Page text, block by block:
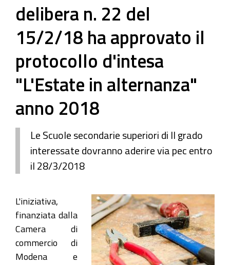
delibera n. 22 del
15/2/18 ha approvato il
protocollo d'intesa
"L'Estate in alternanza"
anno 2018
Le Scuole secondarie superiori di II grado
interessate dovranno aderire via pec entro
il 28/3/2018
L'iniziativa,
finanziata dalla
Camera di
commercio di
Modena e